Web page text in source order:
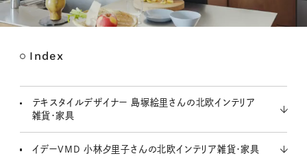
Index
テキスタイルデザイナー 島塚絵里さんの北欧インテリア
雑貨・家具
イデーVMD 小林夕里子さんの北欧インテリア雑貨・家具